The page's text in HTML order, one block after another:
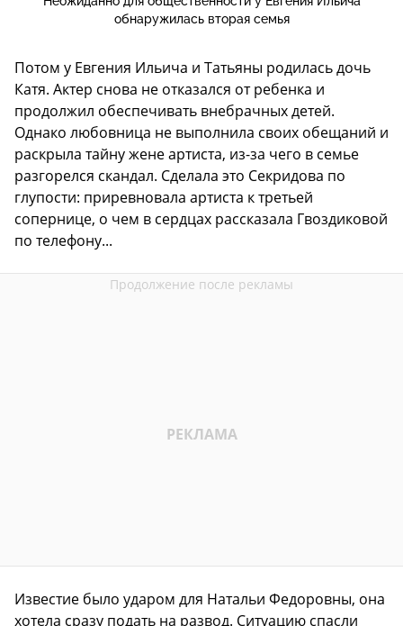
обнаружилась вторая семья
Потом у Евгения Ильича и Татьяны родилась дочь
Катя. Актер снова не отказался от ребенка и
продолжил обеспечивать внебрачных детей.
Однако любовница не выполнила своих обещаний и
раскрыла тайну жене артиста, из-за чего в семье
разгорелся скандал. Сделала это Секридова по
глупости: приревновала артиста к третьей
сопернице, о чем в сердцах рассказала Гвоздиковой
по телефону...
Известие было ударом для Натальи Федоровны, она
хотела сразу подать на развод. Ситуацию спасли